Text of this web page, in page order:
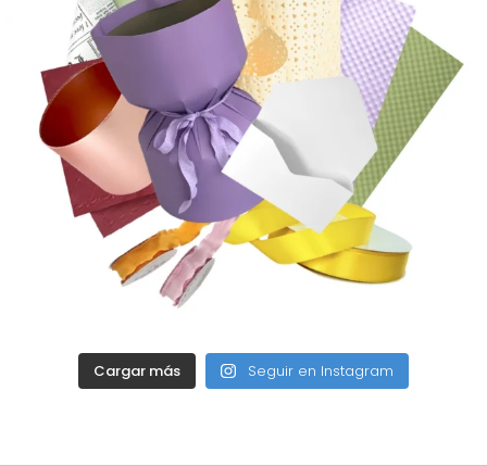
Cargar más Seguir en Instagram